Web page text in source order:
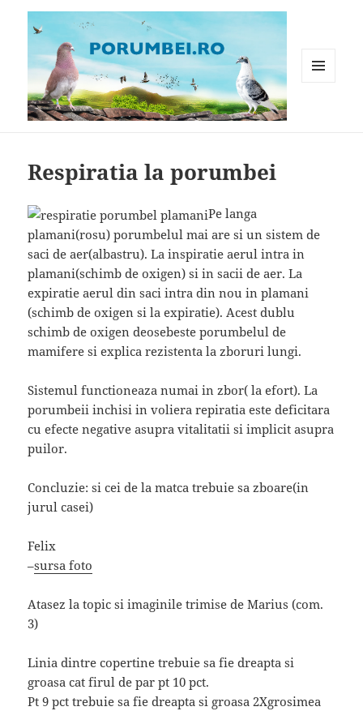
Respiratia la porumbei
Pe langa
plamani(rosu) porumbelul mai are si un sistem de
saci de aer(albastru). La inspiratie aerul intra in
plamani(schimb de oxigen) si in sacii de aer. La
expiratie aerul din saci intra din nou in plamani
(schimb de oxigen si la expiratie). Acest dublu
schimb de oxigen deosebeste porumbelul de
mamifere si explica rezistenta la zboruri lungi.
Sistemul functioneaza numai in zbor( la efort). La
porumbeii inchisi in voliera repiratia este deficitara
cu efecte negative asupra vitalitatii si implicit asupra
puilor.
Concluzie: si cei de la matca trebuie sa zboare(in
jurul casei)
Felix
–sursa foto
Atasez la topic si imaginile trimise de Marius (com.
3)
Linia dintre copertine trebuie sa fie dreapta si
groasa cat firul de par pt 10 pct.
Pt 9 pct trebuie sa fie dreapta si groasa 2Xgrosimea